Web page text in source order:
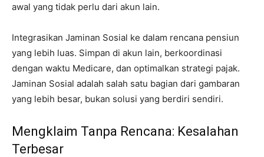
awal yang tidak perlu dari akun lain.
Integrasikan Jaminan Sosial ke dalam rencana pensiun
yang lebih luas. Simpan di akun lain, berkoordinasi
dengan waktu Medicare, dan optimalkan strategi pajak.
Jaminan Sosial adalah salah satu bagian dari gambaran
yang lebih besar, bukan solusi yang berdiri sendiri.
Mengklaim Tanpa Rencana: Kesalahan
Terbesar